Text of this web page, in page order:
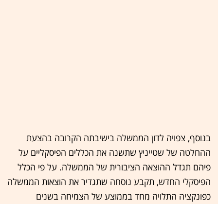
בנוסף, צפויה לדון הממשלה בישיבתה הקרובה בהצעת
ההחלטה של שטייניץ שתשנה את הכללים הפיסקליים על
פיהם תגדל ההוצאה הציבורית של הממשלה. על פי הכלל
הפיסקלי החדש, תקבע נוסחה שתגדיר את הוצאות הממשלה
כפונקציה התלויה מחד בממוצע של הצמיחה בשנים